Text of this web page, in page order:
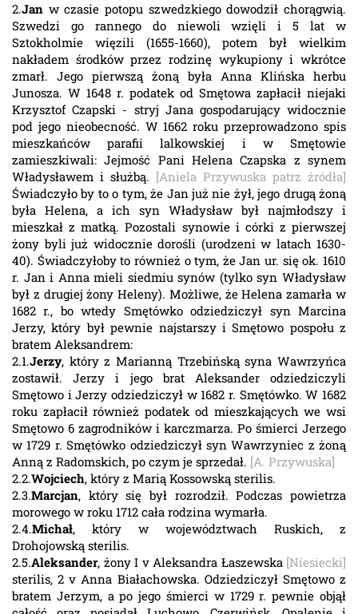
2.Jan w czasie potopu szwedzkiego dowodził chorągwią.
Szwedzi go rannego do niewoli wzięli i 5 lat w
Sztokholmie więzili (1655-1660), potem był wielkim
nakładem środków przez rodzinę wykupiony i wkrótce
zmarł. Jego pierwszą żoną była Anna Klińska herbu
Junosza. W 1648 r. podatek od Smętowa zapłacił niejaki
Krzysztof Czapski - stryj Jana gospodarujący widocznie
pod jego nieobecność. W 1662 roku przeprowadzono spis
mieszkańców parafii lalkowskiej i w Smętowie
zamieszkiwali: Jejmość Pani Helena Czapska z synem
Władysławem i służbą. [Aniela Przywuska patrz źródła]
Świadczyło by to o tym, że Jan już nie żył, jego drugą żoną
była Helena, a ich syn Władysław był najmłodszy i
mieszkał z matką. Pozostali synowie i córki z pierwszej
żony byli już widocznie dorośli (urodzeni w latach 1630-
40). Świadczyłoby to również o tym, że Jan ur. się ok. 1610
r. Jan i Anna mieli siedmiu synów (tylko syn Władysław
był z drugiej żony Heleny). Możliwe, że Helena zamarła w
1682 r., bo wtedy Smętówko odziedziczył syn Marcina
Jerzy, który był pewnie najstarszy i Smętowo pospołu z
bratem Aleksandrem:
2.1.Jerzy, który z Marianną Trzebińską syna Wawrzyńca
zostawił. Jerzy i jego brat Aleksander odziedziczyli
Smętowo i Jerzy odziedziczył w 1682 r. Smętówko. W 1682
roku zapłacił również podatek od mieszkających we wsi
Smętowo 6 zagrodników i karczmarza. Po śmierci Jerzego
w 1729 r. Smętówko odziedziczył syn Wawrzyniec z żoną
Anną z Radomskich, po czym je sprzedał. [A. Przywuska]
2.2.Wojciech, który z Marią Kossowską sterilis.
2.3.Marcjan, który się był rozrodził. Podczas powietrza
morowego w roku 1712 cała rodzina wymarła.
2.4.Michał, który w województwach Ruskich, z
Drohojowską sterilis.
2.5.Aleksander, żony I v Aleksandra Łaszewska [Niesiecki]
sterilis, 2 v Anna Białachowska. Odziedziczył Smętowo z
bratem Jerzym, a po jego śmierci w 1729 r. pewnie objął